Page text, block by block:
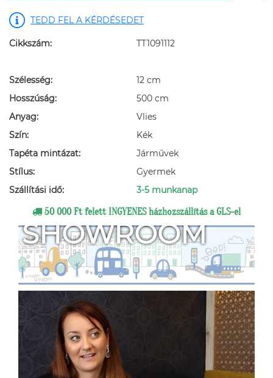
TEDD FEL A KÉRDÉSEDET
Cikkszám: TT1091112
Szélesség:
12 cm
Hosszúság:
500 cm
Anyag:
Vlies
Szín:
Kék
Tapéta mintázat:
Járművek
Stílus:
Gyermek
Szállítási idő:
3-5 munkanap
50 000 Ft felett INGYENES házhozszállítás a GLS-el
SHOWROOM